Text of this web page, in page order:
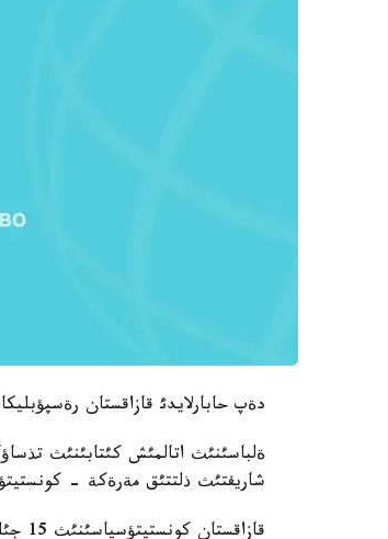
دةپ حابارلايدئ قازاقستان
شاريفتئث ذلتتئق مةرةكة -